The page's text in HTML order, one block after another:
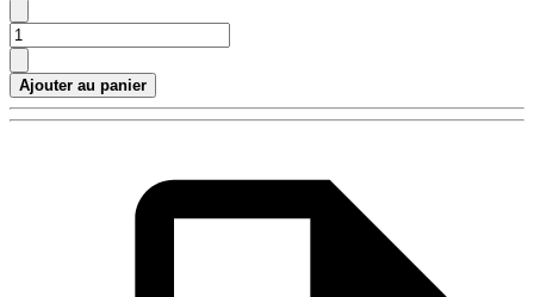
Ajouter au panier